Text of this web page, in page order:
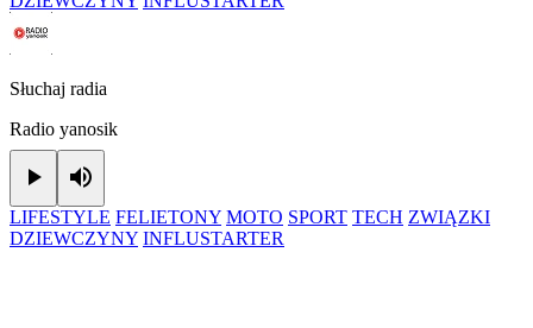
Słuchaj radia
Radio yanosik
Play
LIFESTYLE FELIETONY MOTO SPORT TECH ZWIĄZKI
DZIEWCZYNY INFLUSTARTER